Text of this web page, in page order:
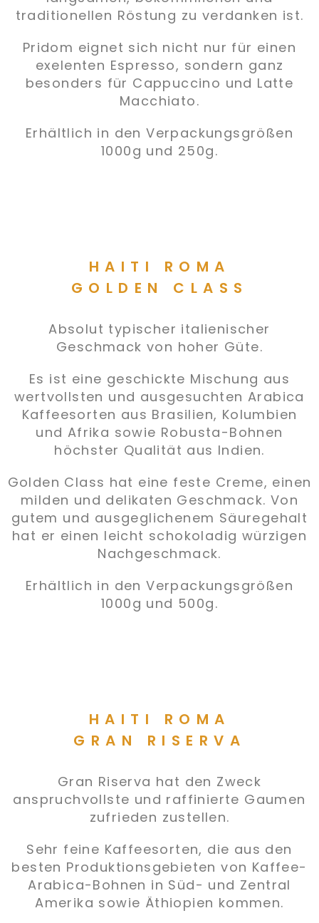
traditionellen Röstung zu verdanken ist.
Pridom eignet sich nicht nur für einen
exelenten Espresso, sondern ganz
besonders für Cappuccino und Latte
Macchiato.
Erhältlich in den Verpackungsgrößen
1000g und 250g.
HAITI ROMA
GOLDEN CLASS
Absolut typischer italienischer
Geschmack von hoher Güte.
Es ist eine geschickte Mischung aus
wertvollsten und ausgesuchten Arabica
Kaffeesorten aus Brasilien, Kolumbien
und Afrika sowie Robusta-Bohnen
höchster Qualität aus Indien.
Golden Class hat eine feste Creme, einen
milden und delikaten Geschmack. Von
gutem und ausgeglichenem Säuregehalt
hat er einen leicht schokoladig würzigen
Nachgeschmack.
Erhältlich in den Verpackungsgrößen
1000g und 500g.
HAITI ROMA
GRAN RISERVA
Gran Riserva hat den Zweck
anspruchvollste und raffinierte Gaumen
zufrieden zustellen.
Sehr feine Kaffeesorten, die aus den
besten Produktionsgebieten von Kaffee-
Arabica-Bohnen in Süd- und Zentral
Amerika sowie Äthiopien kommen.